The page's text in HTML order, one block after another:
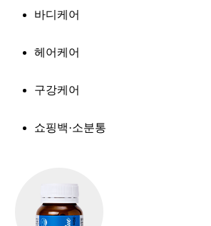
바디케어
헤어케어
구강케어
쇼핑백·소분통